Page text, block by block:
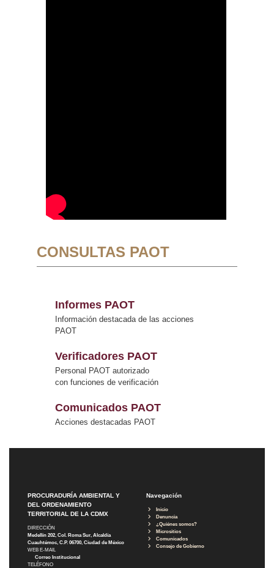
CONSULTAS PAOT
Informes PAOT
Información destacada de las acciones
PAOT
Verificadores PAOT
Personal PAOT autorizado
con funciones de verificación
Comunicados PAOT
Acciones destacadas PAOT
PROCURADURÍA AMBIENTAL Y
DEL ORDENAMIENTO
TERRITORIAL DE LA CDMX
DIRECCIÓN
Medellín 202, Col. Roma Sur, Alcaldía
Cuauhtémoc, C.P. 06700, Ciudad de México
WEB E-MAIL
Correo Institucional
TELÉFONO
Navegación
Inicio
Denuncia
¿Quiénes somos?
Micrositios
Comunicados
Consejo de Gobierno